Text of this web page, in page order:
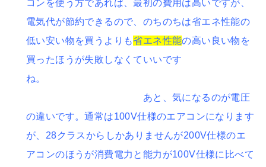
コンを使う方であれば、最初の費用は高いですが、
電気代が節約できるので、のちのちは省エネ性能の
低い安い物を買うよりも省エネ性能の高い良い物を
買ったほうが失敗しなくていいです
ね。
あと、気になるのが電圧
の違いです。通常は100V仕様のエアコンになります
が、28クラスからしかありませんが200V仕様のエ
アコンのほうが消費電力と能力が100V仕様に比べて